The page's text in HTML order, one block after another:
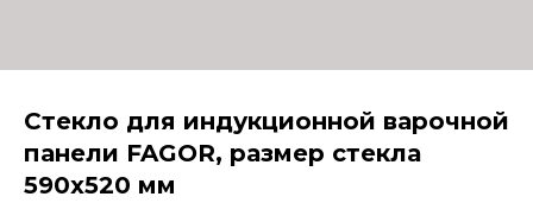
Стекло для индукционной варочной
панели FAGOR, размер стекла
590x520 мм